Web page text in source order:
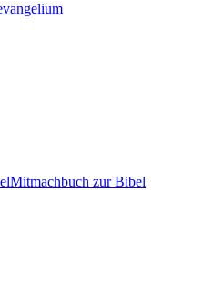
Mitmachbuch zur Bibel